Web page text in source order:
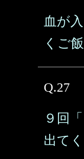
血が
くご
Q.27
９回
出て